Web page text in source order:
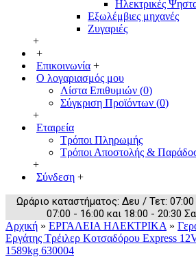
Ηλεκτρικές
Εξωλέμβιες μηχανές
Ζυγαριές
+
+
Επικοινωνία +
Ο λογαριασμός μου
Λίστα Επιθυμιών (0)
Σύγκριση Προϊόντων (0)
+
Εταιρεία
Τρόποι Πληρωμής
Τρόποι Αποστολής &
+
Σύνδεση +
Ωράριο καταστήματος: Δευ / Τετ:
07:00 - 16:00 και 18:00 - 20:30
Αρχική » ΕΡΓΑΛΕΙΑ ΗΛΕΚΤΡΙΚΑ »
Εργάτης Τρέιλερ Κοτσαδόρου Express
1589kg 630004